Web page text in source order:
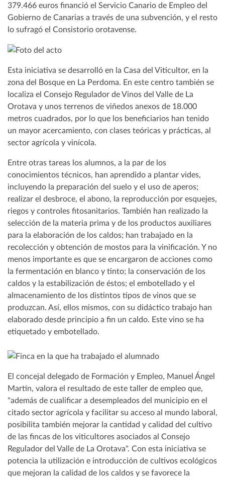
379.466 euros financió el Servicio Canario de Empleo del
Gobierno de Canarias a través de una subvención, y el resto
lo sufragó el Consistorio orotavense.
Esta iniciativa se desarrolló en la Casa del Viticultor, en la
zona del Bosque en La Perdoma. En este centro también se
localiza el Consejo Regulador de Vinos del Valle de La
Orotava y unos terrenos de viñedos anexos de 18.000
metros cuadrados, por lo que los beneficiarios han tenido
un mayor acercamiento, con clases teóricas y prácticas, al
sector agrícola y vinícola.
Entre otras tareas los alumnos, a la par de los
conocimientos técnicos, han aprendido a plantar vides,
incluyendo la preparación del suelo y el uso de aperos;
realizar el desbroce, el abono, la reproducción por esquejes,
riegos y controles fitosanitarios. También han realizado la
selección de la materia prima y de los productos auxiliares
para la elaboración de los caldos; han trabajado en la
recolección y obtención de mostos para la vinificación. Y no
menos importante es que se encargaron de acciones como
la fermentación en blanco y tinto; la conservación de los
caldos y la estabilización de éstos; el embotellado y el
almacenamiento de los distintos tipos de vinos que se
produzcan. Así, ellos mismos, con su didáctico trabajo han
elaborado desde principio a fin un caldo. Este vino se ha
etiquetado y embotellado.
El concejal delegado de Formación y Empleo, Manuel Ángel
Martín, valora el resultado de este taller de empleo que,
"además de cualificar a desempleados del municipio en el
citado sector agrícola y facilitar su acceso al mundo laboral,
posibilita también mejorar la cantidad y calidad del cultivo
de las fincas de los viticultores asociados al Consejo
Regulador del Valle de La Orotava". Con esta iniciativa se
potencia la utilización e introducción de cultivos ecológicos
que mejoran la calidad de los caldos y se favorece la